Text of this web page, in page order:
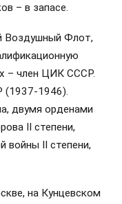
– в запасе.
Воздушный Флот,
– член ЦИК СССР.
(1937-1946).
двумя орденами
II степени,
войны II степени,
на Кунцевском